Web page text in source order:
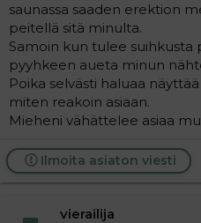
saunassa saaden erektion
peitellä sitä minulta.
Samoin kun tulee suihkusta
pyyhkeen aueta minun
Poika selvästi haluaa
miten reakoin asiaan.
Mieheni vähättelee asiaa
Ilmoita asiaton viesti
vierailija